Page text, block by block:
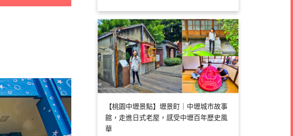
【桃園中壢景點】壢景町｜中壢城市故事
館，走進日式老屋，感受中壢百年歷史風
華